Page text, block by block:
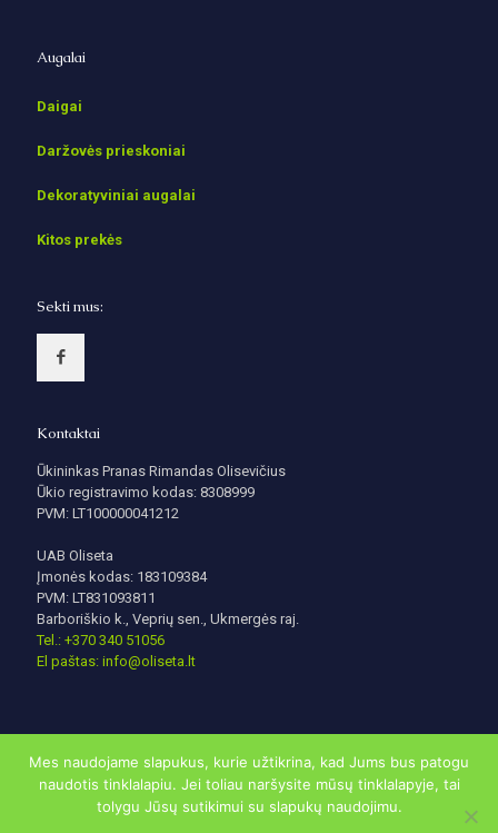
Augalai
Daigai
Daržovės prieskoniai
Dekoratyviniai augalai
Kitos prekės
Sekti mus:
Kontaktai
Ūkininkas Pranas Rimandas Olisevičius
Ūkio registravimo kodas: 8308999
PVM: LT100000041212
UAB Oliseta
Įmonės kodas: 183109384
PVM: LT831093811
Barboriškio k., Veprių sen., Ukmergės raj.
Tel.: +370 340 51056
El paštas: info@oliseta.lt
Mes naudojame slapukus, kurie užtikrina, kad Jums bus patogu
naudotis tinklalapiu. Jei toliau naršysite mūsų tinklalapyje, tai
tolygu Jūsų sutikimui su slapukų naudojimu.